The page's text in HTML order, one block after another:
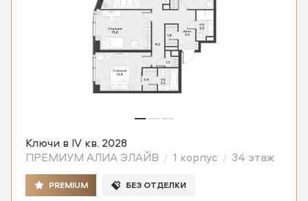
Ключи в IV кв. 2028
ПРЕМИУМ АЛИА ЭЛАЙВ
1 корпус 34 этаж
PREMIUM БЕЗ ОТДЕЛКИ